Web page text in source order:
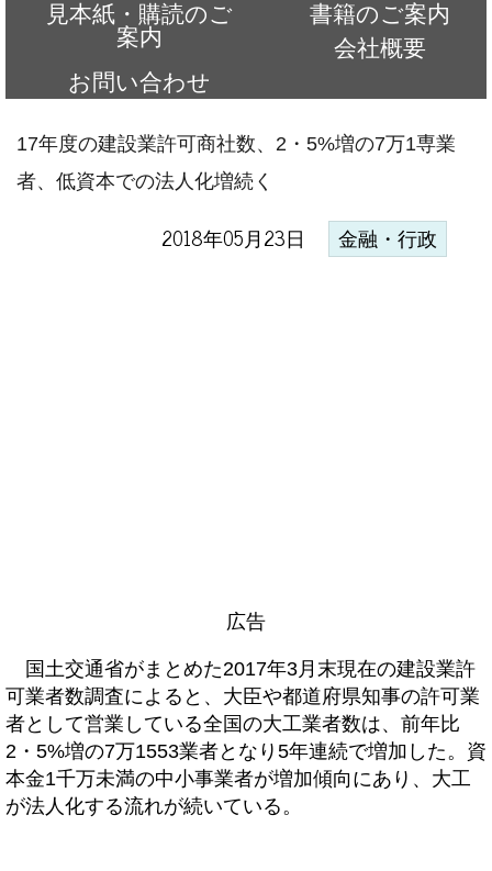
見本紙・購読のご
案内
書籍のご案内
会社概要
お問い合わせ
17年度の建設業許可商社数、2・5%増の7万1専業
者、低資本での法人化増続く
2018年05月23日 金融・行政
広告
国土交通省がまとめた2017年3月末現在の建設業許
可業者数調査によると、大臣や都道府県知事の許可業
者として営業している全国の大工業者数は、前年比
2・5%増の7万1553業者となり5年連続で増加した。資
本金1千万未満の中小事業者が増加傾向にあり、大工
が法人化する流れが続いている。